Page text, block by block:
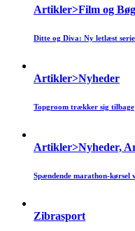
Artikler>Film og
Ditte og Diva: Ny letlæst
Artikler>Nyheder
Topgroom trækker sig tilbage
Artikler>Nyheder,
Spændende marathon-kørsel
Zibrasport